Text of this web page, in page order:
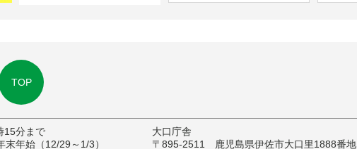
TOP
15分まで
年始（12/29～1/3）
大口庁舎
〒895-2511 鹿児島県伊佐市大口里1888番地